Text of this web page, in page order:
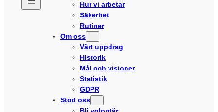
Hur vi arbetar
Säkerhet
Rutiner
Om oss
Vårt uppdrag
Historik
Mål och visioner
Statistik
GDPR
Stöd oss